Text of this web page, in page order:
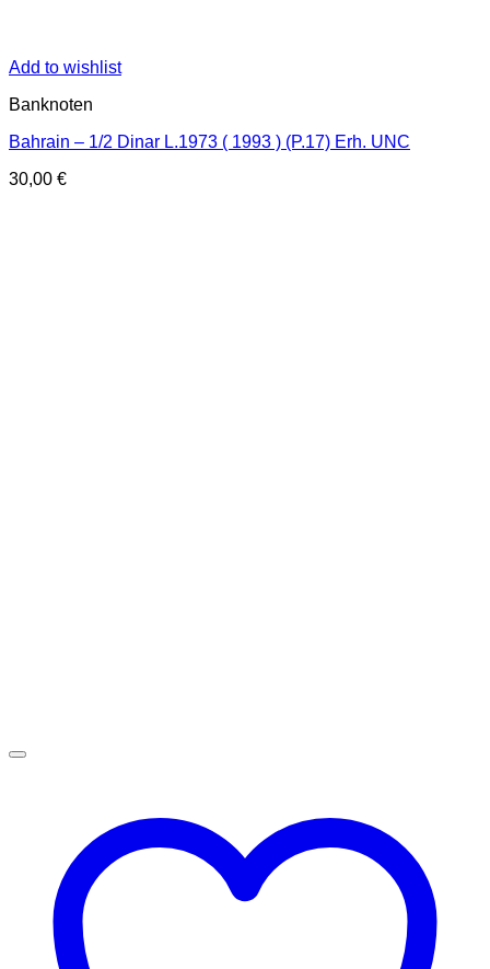
Add to wishlist
Banknoten
Bahrain – 1/2 Dinar L.1973 ( 1993 ) (P.17) Erh. UNC
30,00 €